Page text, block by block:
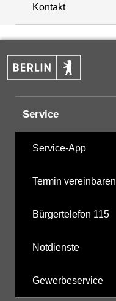
+
−
Kontakt
Service
Service-App
Termin vereinbaren
Bürgertelefon 115
Notdienste
Gewerbeservice